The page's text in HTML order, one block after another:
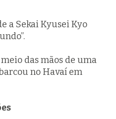
a Sekai Kyusei Kyo
das mãos de uma
no Havaí em